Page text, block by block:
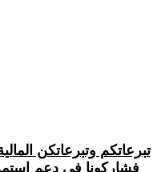
تبرعاتكم وتبرعاتكن
فشاركونا في دعم